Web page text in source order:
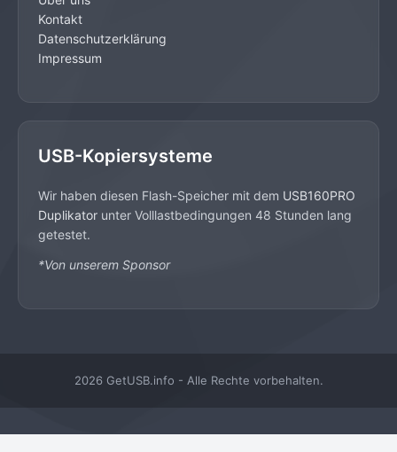
Kontakt
Datenschutzerklärung
Impressum
USB-Kopiersysteme
Wir haben diesen Flash-Speicher mit dem USB160PRO
Duplikator unter Volllastbedingungen 48 Stunden lang
getestet.
*Von unserem Sponsor
2026 GetUSB.info - Alle Rechte vorbehalten.